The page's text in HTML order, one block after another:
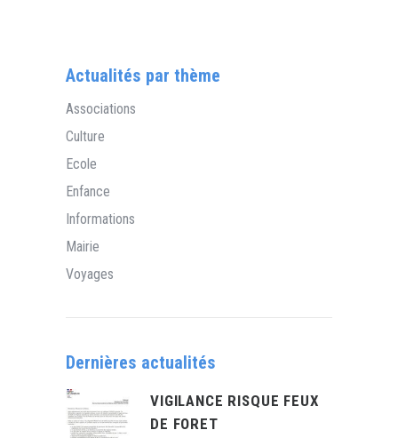
Actualités par thème
Associations
Culture
Ecole
Enfance
Informations
Mairie
Voyages
Dernières actualités
VIGILANCE RISQUE FEUX
DE FORET